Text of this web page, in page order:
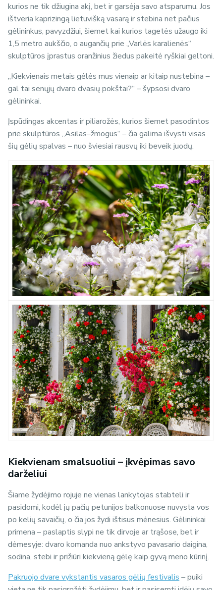
kurios ne tik džiugina akį, bet ir garsėja savo atsparumu. Jos
ištveria kaprizingą lietuvišką vasarą ir stebina net pačius
gėlininkus, pavyzdžiui, šiemet kai kurios tagetės užaugo iki
1,5 metro aukščio, o augančių prie „Varlės karalienės“
skulptūros įprastus oranžinius žiedus pakeitė ryškiai geltoni.
„Kiekvienais metais gėlės mus vienaip ar kitaip nustebina –
gal tai senųjų dvaro dvasių pokštai?“ – šypsosi dvaro
gėlininkai.
Įspūdingas akcentas ir piliarožės, kurios šiemet pasodintos
prie skulptūros „Asilas–žmogus“ – čia galima išvysti visas
šių gėlių spalvas – nuo šviesiai rausvų iki beveik juodų.
Kiekvienam smalsuoliui – įkvėpimas savo
darželiui
Šiame žydėjimo rojuje ne vienas lankytojas stabteli ir
pasidomi, kodėl jų pačių petunijos balkonuose nuvysta vos
po kelių savaičių, o čia jos žydi ištisus mėnesius. Gėlininkai
primena – paslaptis slypi ne tik dirvoje ar trąšose, bet ir
dėmesyje: dvaro komanda nuo ankstyvo pavasario daigina,
sodina, stebi ir prižiūri kiekvieną gėlę kaip gyvą meno kūrinį.
Pakruojo dvare vykstantis vasaros gėlių festivalis – puiki